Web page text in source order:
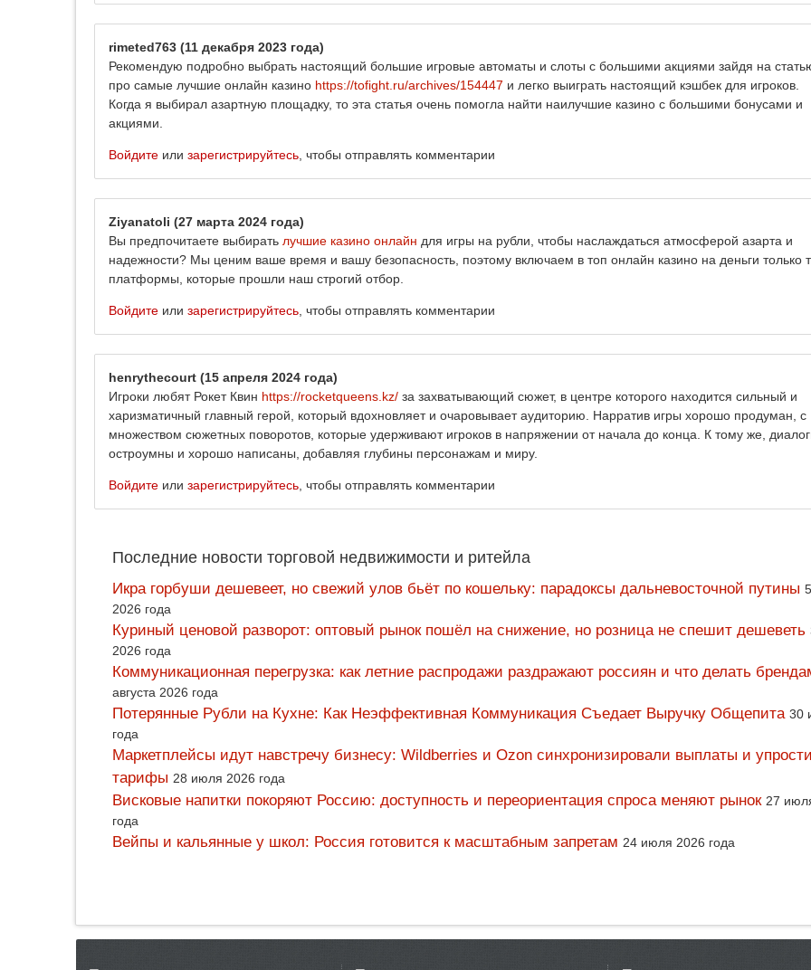
rimeted763 (11 декабря 2023 года)
Рекомендую подробно выбрать настоящий большие игровые автоматы и слоты с большими акциями зайдя на
про самые лучшие онлайн казино https://tofight.ru/archives/154447 и легко выиграть настоящий кэшбек для игроков.
Когда я выбирал азартную площадку, то эта статья очень помогла найти наилучшие казино с большими бонусами и
акциями.
Войдите или зарегистрируйтесь , чтобы отправлять комментарии
Ziyanatoli (27 марта 2024 года)
Вы предпочитаете выбирать лучшие казино онлайн для игры на рубли, чтобы наслаждаться атмосферой азарта и
надежности? Мы ценим ваше время и вашу безопасность, поэтому включаем в топ онлайн казино на деньги только
платформы, которые прошли наш строгий отбор.
Войдите или зарегистрируйтесь , чтобы отправлять комментарии
henrythecourt (15 апреля 2024 года)
Игроки любят Рокет Квин https://rocketqueens.kz/ за захватывающий сюжет, в центре которого находится сильный и
харизматичный главный герой, который вдохновляет и очаровывает аудиторию. Нарратив игры хорошо продуман, с
множеством сюжетных поворотов, которые удерживают игроков в напряжении от начала до конца. К тому же,
остроумны и хорошо написаны, добавляя глубины персонажам и миру.
Войдите или зарегистрируйтесь , чтобы отправлять комментарии
Последние новости торговой недвижимости и ритейла
Икра горбуши дешевеет, но свежий улов бьёт по кошельку: парадоксы дальневосточной путины
2026 года
Куриный ценовой разворот: оптовый рынок пошёл на снижение, но розница не спешит дешеветь
2026 года
Коммуникационная перегрузка: как летние распродажи раздражают россиян и что делать
августа 2026 года
Потерянные Рубли на Кухне: Как Неэффективная Коммуникация Съедает Выручку Общепита 30
года
Маркетплейсы идут навстречу бизнесу: Wildberries и Ozon синхронизировали выплаты и
тарифы 28 июля 2026 года
Висковые напитки покоряют Россию: доступность и переориентация спроса меняют рынок 27
года
Вейпы и кальянные у школ: Россия готовится к масштабным запретам 24 июля 2026 года